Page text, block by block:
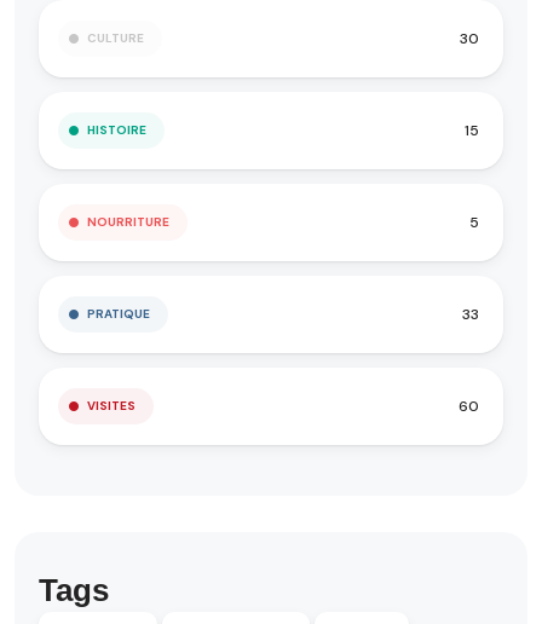
CULTURE 30
HISTOIRE 15
NOURRITURE 5
PRATIQUE 33
VISITES 60
Tags